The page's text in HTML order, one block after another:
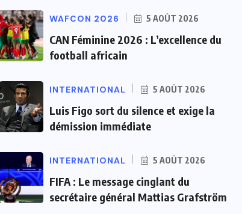
WAFCON 2026 5 AOÛT 2026
CAN Féminine 2026 : L’excellence du
football africain
INTERNATIONAL 5 AOÛT 2026
Luis Figo sort du silence et exige la
démission immédiate
INTERNATIONAL 5 AOÛT 2026
FIFA : Le message cinglant du
secrétaire général Mattias Grafström